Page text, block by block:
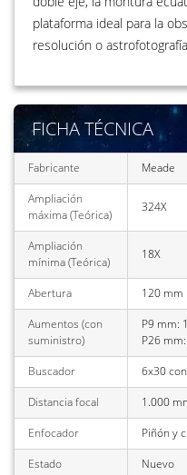
plataforma ideal para la
resolución o
FICHA TÉCNICA
Fabricante
Meade
Ampliación
máxima (Teórica)
324X
Ampliación
mínima (Teórica)
18X
Abertura
120 mm
Aumentos (con
suministro)
P9 mm:
P26
Buscador
6x30
Distancia focal
1.000
Enfocador
Piñón y
Estado
Nuevo